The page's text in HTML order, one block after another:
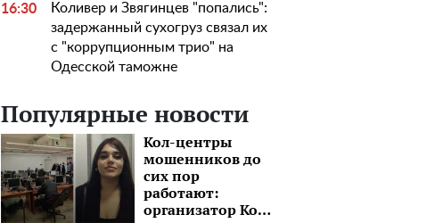
16:30
Коливер и Звягинцев "попались":
задержанный сухогруз связал их
с "коррупционным трио" на
Одесской таможне
Популярные новости
Кол-центры
мошенников до
сих пор
работают:
организатор Коч